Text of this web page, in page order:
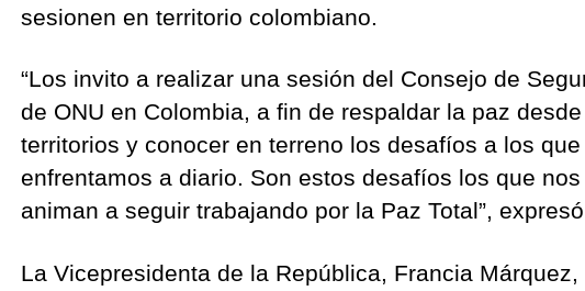
sesionen en territorio colombiano.
“Los invito a realizar una sesión del Consejo de
de ONU en Colombia, a fin de respaldar la paz
territorios y conocer en terreno los desafíos a los que
enfrentamos a diario. Son estos desafíos los que nos
animan a seguir trabajando por la Paz Total”,
La Vicepresidenta de la República, Francia Márquez,